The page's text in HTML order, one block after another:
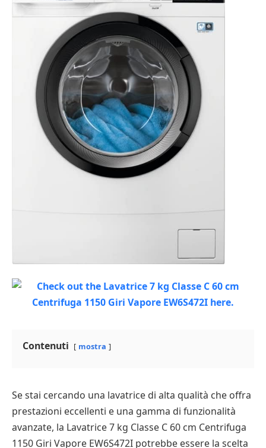
Contenuti mostra
Se stai cercando una lavatrice di alta qualità che offra
prestazioni eccellenti e una gamma di funzionalità
avanzate, la Lavatrice 7 kg Classe C 60 cm Centrifuga
1150 Giri Vapore EW6S472I potrebbe essere la scelta